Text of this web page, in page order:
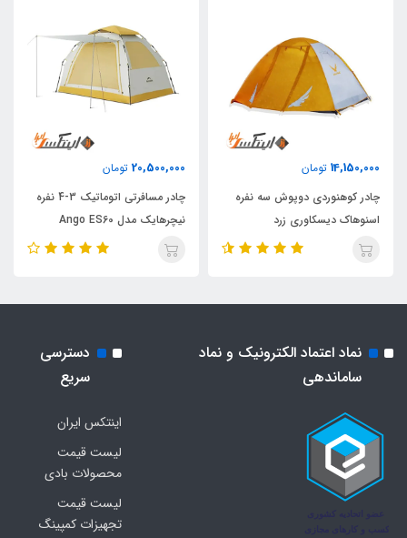
14,150,000 تومان
چادر کوهنوردی دوپوش سه نفره
اسنوهاک دیسکاوری زرد
20,500,000 تومان
چادر مسافرتی اتوماتیک 3-4 نفره
نیچرهایک مدل Ango ES60
نماد اعتماد الکترونیک و نماد
ساماندهی
دسترسی
سریع
اینتکس ایران
لیست قیمت
محصولات بادی
لیست قیمت
تجهیزات کمپینگ